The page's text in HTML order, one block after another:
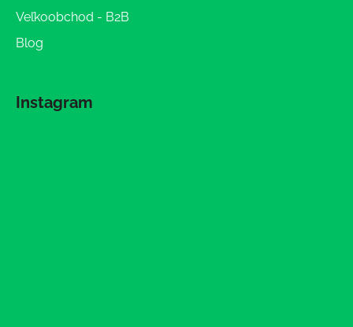
Veľkoobchod - B2B
Blog
Instagram